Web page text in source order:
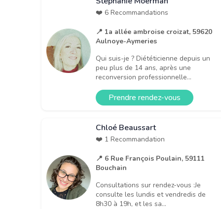
❤️ 6 Recommandations
📍 1a allée ambroise croizat, 59620
Aulnoye-Aymeries
Qui suis-je ? Diététicienne depuis un
peu plus de 14 ans, après une
reconversion professionnelle...
Prendre rendez-vous
Chloé Beaussart
❤️ 1 Recommandation
📍 6 Rue François Poulain, 59111
Bouchain
Consultations sur rendez-vous :Je
consulte les lundis et vendredis de
8h30 à 19h, et les sa...